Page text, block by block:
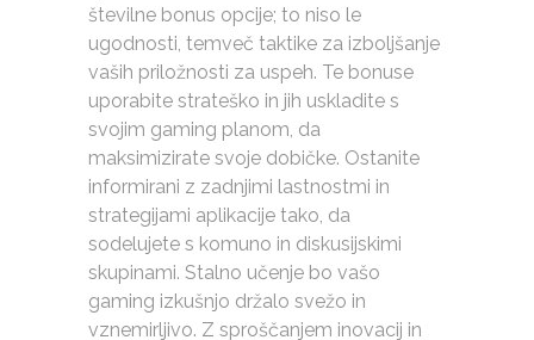
številne bonus opcije; to niso le
ugodnosti, temveč taktike za izboljšanje
vaših priložnosti za uspeh. Te bonuse
uporabite strateško in jih uskladite s
svojim gaming planom, da
maksimizirate svoje dobičke. Ostanite
informirani z zadnjimi lastnostmi in
strategijami aplikacije tako, da
sodelujete s komuno in diskusijskimi
skupinami. Stalno učenje bo vašo
gaming izkušnjo držalo svežo in
vznemirljivo. Z sproščanjem inovacij in